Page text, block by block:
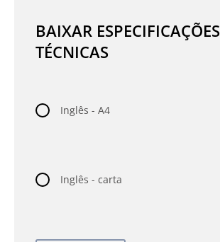
BAIXAR ESPECIFICAÇÕES
TÉCNICAS
Inglês - A4
Inglês - carta